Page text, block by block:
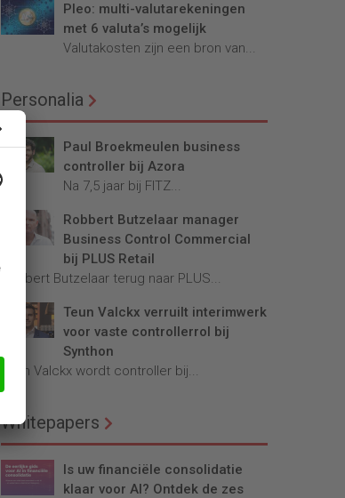
Pleo: multi-valutarekeningen
met 6 valuta’s mogelijk
Valutakosten zijn een bron van...
Personalia
Paul Broekmeulen business
controller bij Azora
Na 7,5 jaar bij FITZ...
Robbert Butzelaar manager
Business Control Commercial
bij PLUS Retail
Robbert Butzelaar terug naar PLUS...
Teun Valckx verruilt interimwerk
voor vaste controllerrol bij
Synthon
Teun Valckx wordt controller bij...
Whitepapers
Is uw financiële consolidatie
klaar voor AI? Ontdek de zes